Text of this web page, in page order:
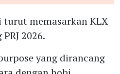
turut memasarkan KLX
2026.
yang dirancang